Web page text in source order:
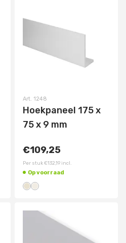
Art. 1248
Hoekpaneel 175 x
75 x 9 mm
€109,25
Per stuk€132,19 incl.
Op voorraad